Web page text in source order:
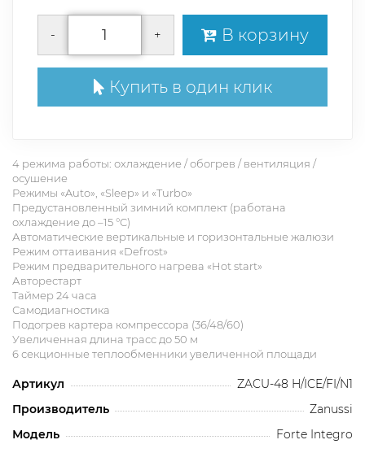
- + В корзину
Купить в один клик
4 режима работы: охлаждение / обогрев / вентиляция /
осушение
Режимы «Auto», «Sleep» и «Turbo»
Предустановленный зимний комплект (работана
охлаждение до –15 °C)
Автоматические вертикальные и горизонтальные жалюзи
Режим оттаивания «Defrost»
Режим предварительного нагрева «Hot start»
Авторестарт
Таймер 24 часа
Самодиагностика
Подогрев картера компрессора (36/48/60)
Увеличенная длина трасс до 50 м
6 секционные теплообменники увеличенной площади
Артикул
ZACU-48 H/ICE/FI/N1
Производитель
Zanussi
Модель
Forte Integro